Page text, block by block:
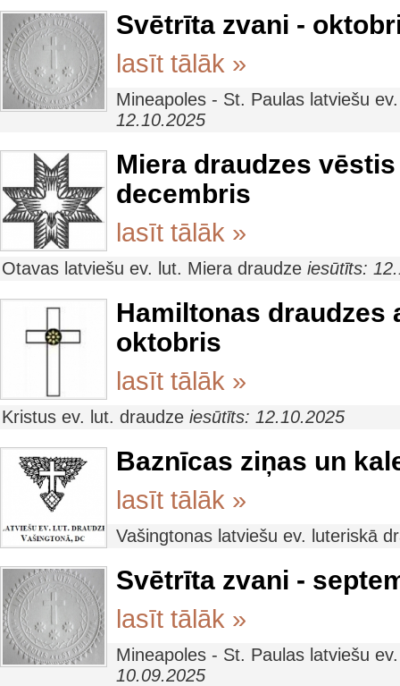
Svētrīta zvani -
lasīt tālāk »
Mineapoles - St. Paulas latviešu
12.10.2025
Miera draudzes
decembris
lasīt tālāk »
Otavas latviešu ev. lut. Miera draudze iesūtīts:
Hamiltonas draudzes
oktobris
lasīt tālāk »
Kristus ev. lut. draudze iesūtīts: 12.10.2025
Baznīcas ziņas un
lasīt tālāk »
Vašingtonas latviešu ev. luteriskā
Svētrīta zvani -
lasīt tālāk »
Mineapoles - St. Paulas latviešu
10.09.2025